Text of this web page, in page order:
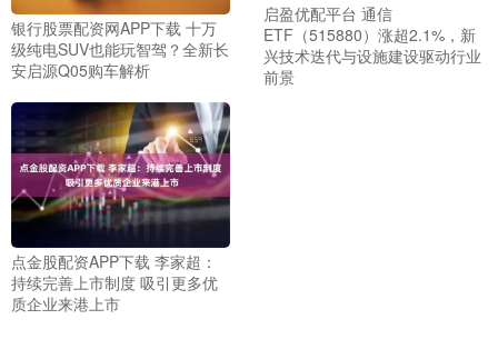
银行股票配资网APP下载 十万
级纯电SUV也能玩智驾？全新长
安启源Q05购车解析
启盈优配平台 通信
ETF（515880）涨超2.1%，新
兴技术迭代与设施建设驱动行业
前景
点金股配资APP下载 李家超：
持续完善上市制度 吸引更多优
质企业来港上市